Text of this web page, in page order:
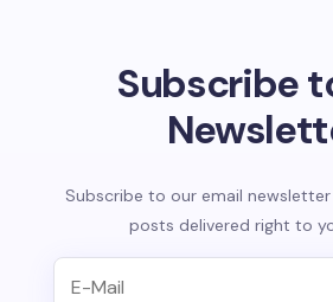
Subscribe
Subscribe to our email
posts delivered right to